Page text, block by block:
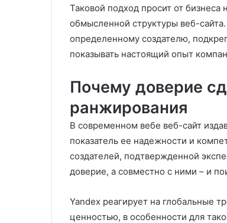
Таковой подход просит от бизнеса
обмысленной структуры веб-
определенному создателю,
показывать настоящий опыт
Почему доверие
ранжирования
В современном вебе веб-сайт
показатель ее надежности и
создателей, подтвержденной
доверие, а совместно с ними – и
Yandex реагирует на глобальные
ценностью, в особенности для